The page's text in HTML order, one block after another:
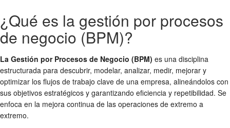
¿Qué es la gestión por procesos
de negocio (BPM)?
La Gestión por Procesos de Negocio (BPM) es una disciplina
estructurada para descubrir, modelar, analizar, medir, mejorar y
optimizar los flujos de trabajo clave de una empresa, alineándolos con
sus objetivos estratégicos y garantizando eficiencia y repetibilidad. Se
enfoca en la mejora continua de las operaciones de extremo a
extremo.